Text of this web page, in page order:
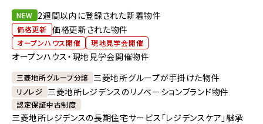
NEW 2週間以内に登録された新着物件
価格更新 価格更新された物件
オープンハウス開催 現地見学会開催
オープンハウス・現地見学会開催物件
三菱地所グループ分譲 三菱地所グループが手掛けた物件
リノレジ 三菱地所レジデンスのリノベーションブランド物件
認定保証中古制度
三菱地所レジデンスの長期住宅サービス「レジデンスケア」継承